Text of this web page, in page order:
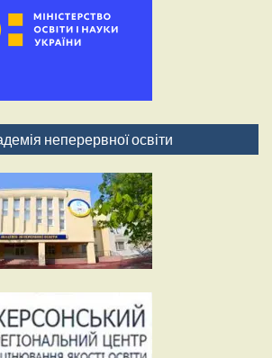
неперервної освіти